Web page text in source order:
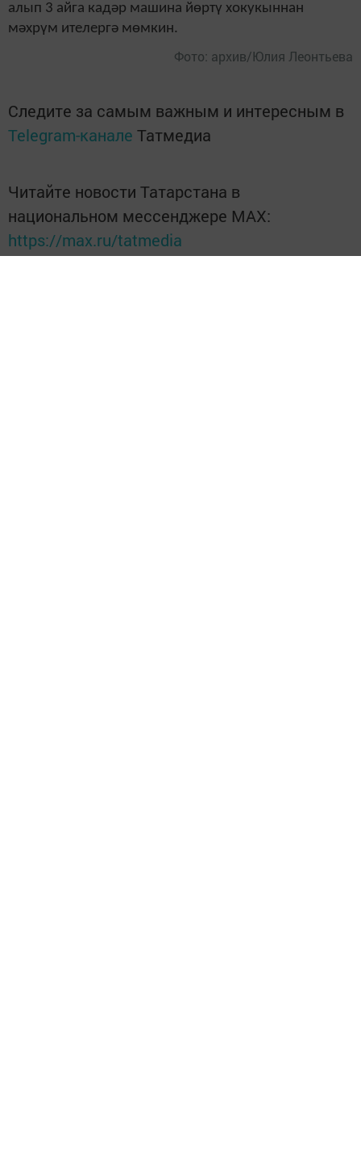
алып 3 айга кадәр машина йөртү хокукыннан
мәхрүм ителергә мөмкин.
Фото: архив/Юлия Леонтьева
Следите за самым важным и интересным в
Telegram-канале Татмедиа
Читайте новости Татарстана в
национальном мессенджере MАХ:
https://max.ru/tatmedia